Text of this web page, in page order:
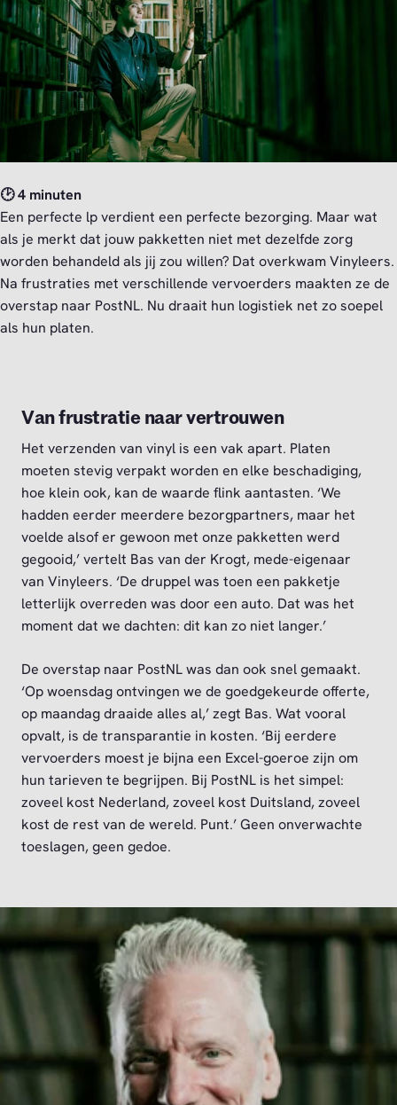
🕑 4 minuten
Een perfecte lp verdient een perfecte bezorging. Maar wat
als je merkt dat jouw pakketten niet met dezelfde zorg
worden behandeld als jij zou willen? Dat overkwam Vinyleers.
Na frustraties met verschillende vervoerders maakten ze de
overstap naar PostNL. Nu draait hun logistiek net zo soepel
als hun platen.
Van frustratie naar vertrouwen
Het verzenden van vinyl is een vak apart. Platen
moeten stevig verpakt worden en elke beschadiging,
hoe klein ook, kan de waarde flink aantasten. ‘We
hadden eerder meerdere bezorgpartners, maar het
voelde alsof er gewoon met onze pakketten werd
gegooid,’ vertelt Bas van der Krogt, mede-eigenaar
van Vinyleers. ‘De druppel was toen een pakketje
letterlijk overreden was door een auto. Dat was het
moment dat we dachten: dit kan zo niet langer.’
De overstap naar PostNL was dan ook snel gemaakt.
‘Op woensdag ontvingen we de goedgekeurde offerte,
op maandag draaide alles al,’ zegt Bas. Wat vooral
opvalt, is de transparantie in kosten. ‘Bij eerdere
vervoerders moest je bijna een Excel-goeroe zijn om
hun tarieven te begrijpen. Bij PostNL is het simpel:
zoveel kost Nederland, zoveel kost Duitsland, zoveel
kost de rest van de wereld. Punt.’ Geen onverwachte
toeslagen, geen gedoe.